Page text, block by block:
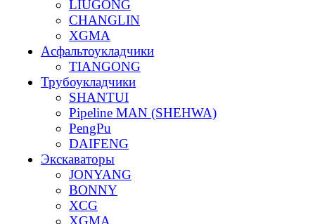
LIUGONG
CHANGLIN
XGMA
Асфальтоукладчики
TIANGONG
Трубоукладчики
SHANTUI
Pipeline MAN (SHEHWA)
PengPu
DAIFENG
Экскаваторы
JONYANG
BONNY
XCG
XGMA